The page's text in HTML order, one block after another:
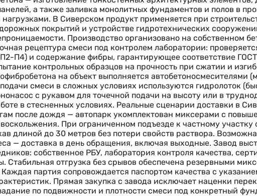
а также заливка монолитных фундаментов и полов в
В Сиверском продукт применяется при
покрытий и устройстве гидротехнических
Производство организовано на собственном
рецептура смеси под контролем лаборатории:
П4) и содержание фибры, гарантирующее соответствие
контрольных образцов на прочность при сжатии и
на объект выполняется автобетоносмесителями
смеси в сложных условиях используются гидролоток
с рукавом для точечной подачи на высоту или в
в стесненных условиях. Реальные сценарии доставки в
после дождя — автопарк укомплектован миксерами с
При ограниченном подъезде к частному участку
длиной до 30 метров без потери свойств раствора.
— доставка в день обращения, включая выходные. Завод
собственное РБУ, лаборатория контроля качества,
Стабильная отгрузка без срывов обеспечена резервными
партия сопровождается паспортом качества с
Прямая закупка с завода исключает наценки
по подвижности и плотности смеси под конкретный